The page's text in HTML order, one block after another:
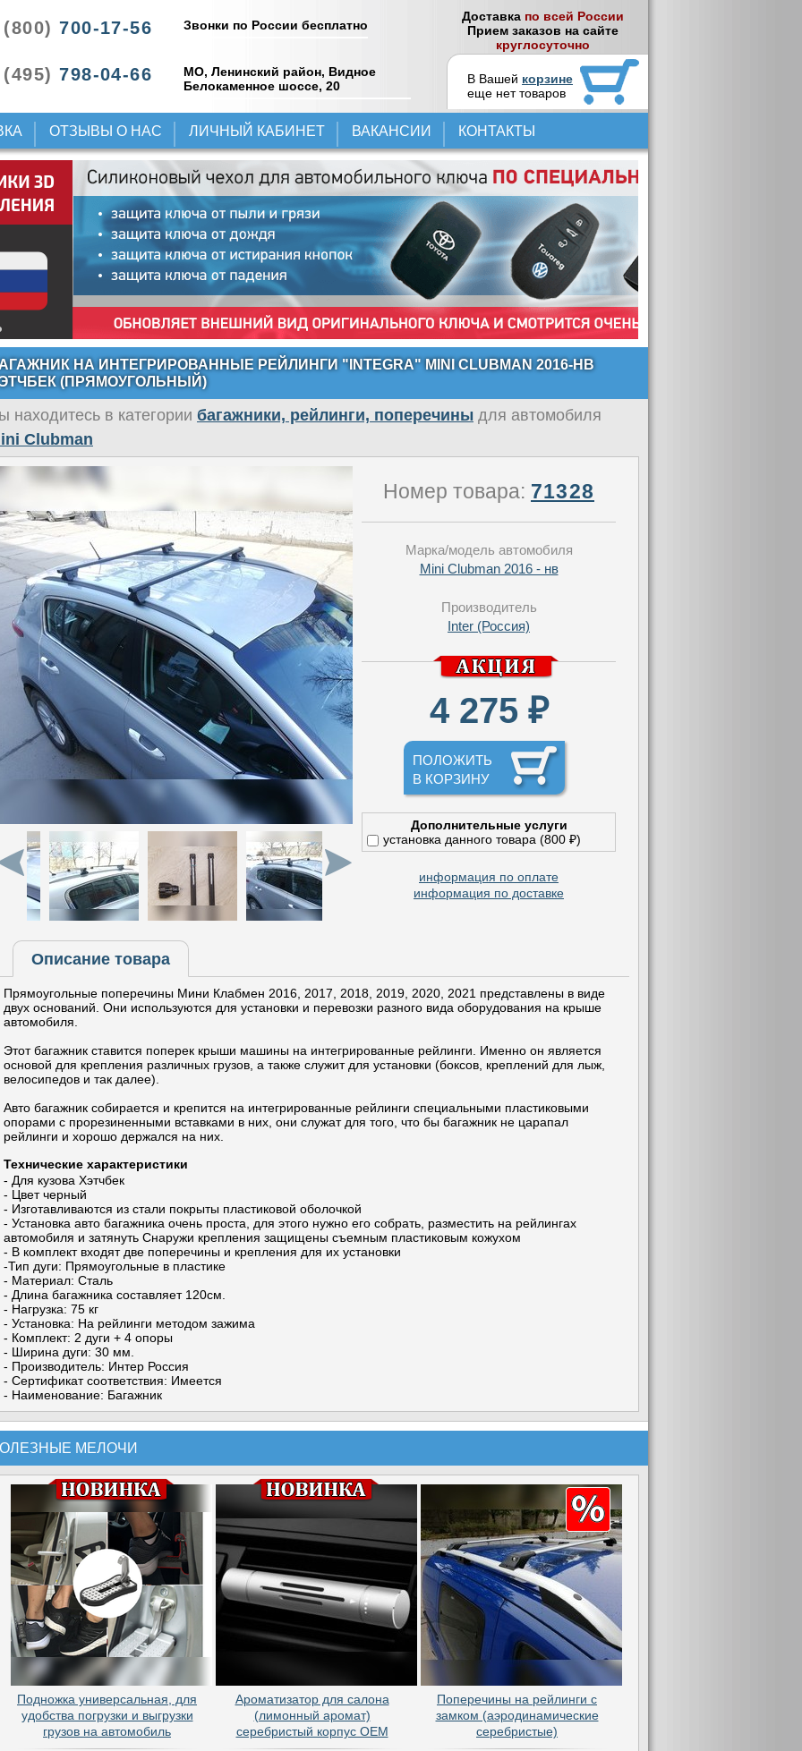
700-17-56
798-04-66
Звонки по России бесплатно
МО, Ленинский район, Видное
Белокаменное шоссе, 20
Доставка по всей России
Прием заказов на сайте
круглосуточно
В Вашей корзине
еще нет товаров
ОТЗЫВЫ О НАС ЛИЧНЫЙ КАБИНЕТ ВАКАНСИИ КОНТАКТЫ
НА ИНТЕГРИРОВАННЫЕ РЕЙЛИНГИ "INTEGRA" MINI CLUBMAN 2016-НВ
(ПРЯМОУГОЛЬНЫЙ)
находитесь в категории багажники, рейлинги, поперечины для автомобиля
Clubman
Номер товара: 71328
Марка/модель автомобиля
Mini Clubman 2016 - нв
Производитель
Inter (Россия)
4 275 ₽
ПОЛОЖИТЬ
В КОРЗИНУ
Дополнительные услуги
установка данного товара (800 ₽)
информация по оплате
информация по доставке
Описание товара
Прямоугольные поперечины Мини Клабмен 2016, 2017, 2018, 2019, 2020, 2021 представлены в виде
двух оснований. Они используются для установки и перевозки разного вида оборудования на крыше
автомобиля.
Этот багажник ставится поперек крыши машины на интегрированные рейлинги. Именно он является
основой для крепления различных грузов, а также служит для установки (боксов, креплений для лыж,
велосипедов и так далее).
Авто багажник собирается и крепится на интегрированные рейлинги специальными пластиковыми
опорами с прорезиненными вставками в них, они служат для того, что бы багажник не царапал
рейлинги и хорошо держался на них.
Технические характеристики
- Для кузова Хэтчбек
- Цвет черный
- Изготавливаются из стали покрыты пластиковой оболочкой
- Установка авто багажника очень проста, для этого нужно его собрать, разместить на рейлингах
автомобиля и затянуть Снаружи крепления защищены съемным пластиковым кожухом
- В комплект входят две поперечины и крепления для их установки
-Тип дуги: Прямоугольные в пластике
- Материал: Сталь
- Длина багажника составляет 120см.
- Нагрузка: 75 кг
- Установка: На рейлинги методом зажима
- Комплект: 2 дуги + 4 опоры
- Ширина дуги: 30 мм.
- Производитель: Интер Россия
- Сертификат соответствия: Имеется
- Наименование: Багажник
МЕЛОЧИ
Подножка универсальная, для
удобства погрузки и выгрузки
грузов на автомобиль
Ароматизатор для салона
(лимонный аромат)
серебристый корпус OEM
Поперечины на рейлинги с
замком (аэродинамические
серебристые)